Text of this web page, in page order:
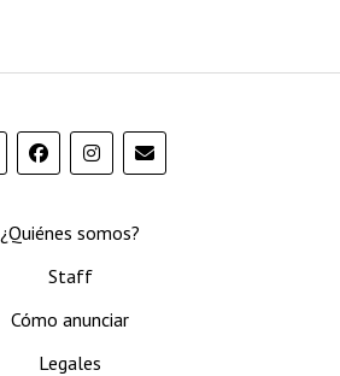
¿Quiénes somos?
Staff
Cómo anunciar
Legales